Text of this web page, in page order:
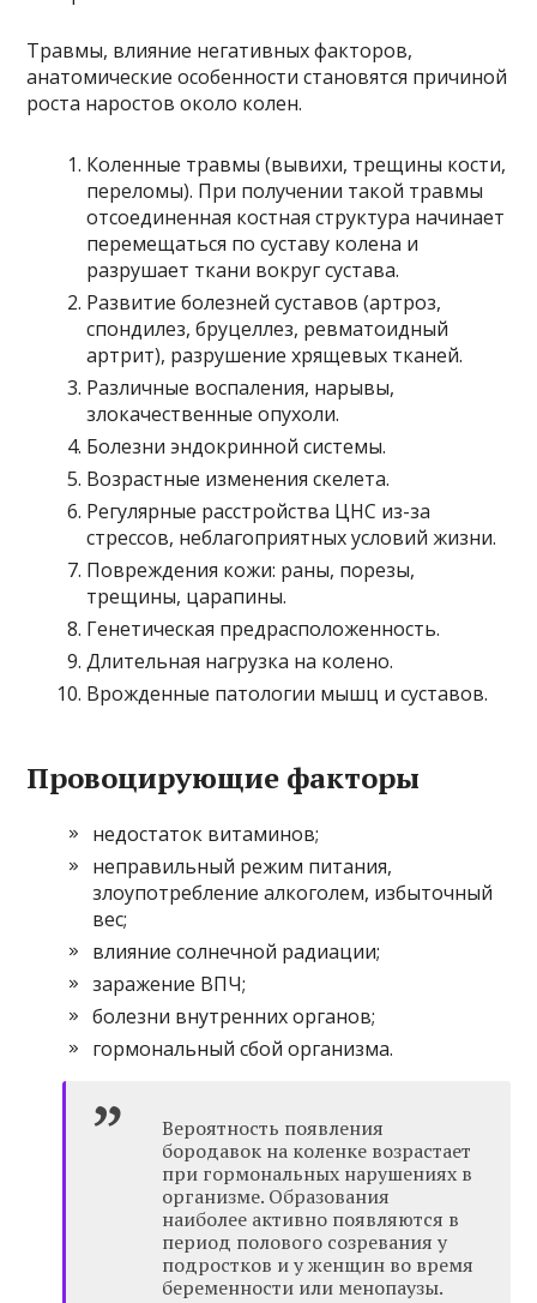
Травмы, влияние негативных факторов,
анатомические особенности становятся причиной
роста наростов около колен.
Коленные травмы (вывихи, трещины кости,
переломы). При получении такой травмы
отсоединенная костная структура начинает
перемещаться по суставу колена и
разрушает ткани вокруг сустава.
Развитие болезней суставов (артроз,
спондилез, бруцеллез, ревматоидный
артрит), разрушение хрящевых тканей.
Различные воспаления, нарывы,
злокачественные опухоли.
Болезни эндокринной системы.
Возрастные изменения скелета.
Регулярные расстройства ЦНС из-за
стрессов, неблагоприятных условий жизни.
Повреждения кожи: раны, порезы,
трещины, царапины.
Генетическая предрасположенность.
Длительная нагрузка на колено.
Врожденные патологии мышц и суставов.
Провоцирующие факторы
недостаток витаминов;
неправильный режим питания,
злоупотребление алкоголем, избыточный
вес;
влияние солнечной радиации;
заражение ВПЧ;
болезни внутренних органов;
гормональный сбой организма.
Вероятность появления
бородавок на коленке возрастает
при гормональных нарушениях в
организме. Образования
наиболее активно появляются в
период полового созревания у
подростков и у женщин во время
беременности или менопаузы.